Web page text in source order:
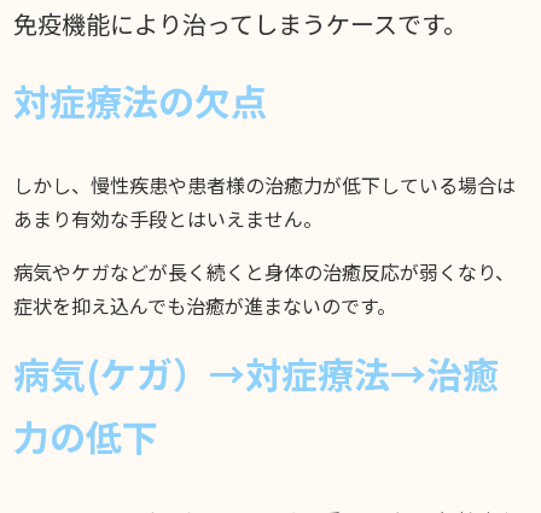
免疫機能により治ってしまうケースです。
対症療法の欠点
しかし、慢性疾患や患者様の治癒力が低下している場合は
あまり有効な手段とはいえません。
病気やケガなどが長く続くと身体の治癒反応が弱くなり、
症状を抑え込んでも治癒が進まないのです。
病気(ケガ）→対症療法→治癒
力の低下